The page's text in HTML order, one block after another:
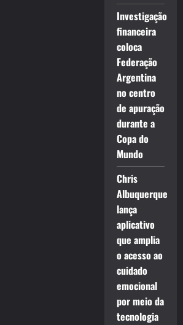
Investigação
financeira
coloca
Federação
Argentina
no centro
de apuração
durante a
Copa do
Mundo
Chris
Albuquerque
lança
aplicativo
que amplia
o acesso ao
cuidado
emocional
por meio da
tecnologia